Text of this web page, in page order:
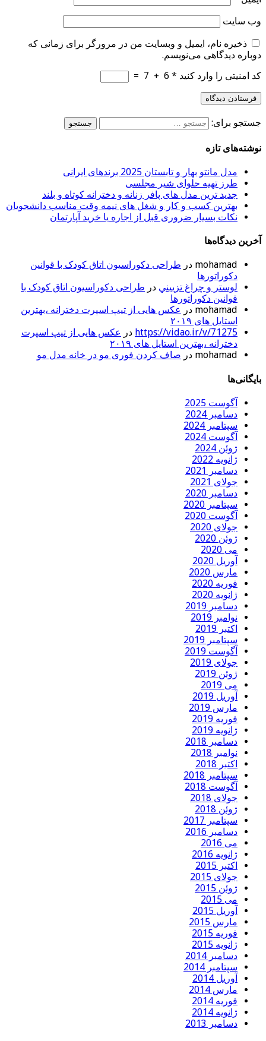
وب‌ سایت
ذخیره نام، ایمیل و وبسایت من در مرورگر برای زمانی که
دوباره دیدگاهی می‌نویسم.
کد امنیتی را وارد کنید *
6
+
7
=
جستجو برای:
نوشته‌های تازه
مدل مانتو بهار و تابستان 2025 برندهای ایرانی
طرز تهیه حلوای شیر مجلسی
جدید ترین مدل های پافر زنانه و دخترانه کوتاه و بلند
بهترین کسب و کار و شغل های نیمه وقت مناسب دانشجویان
نکات بسیار ضروری قبل از اجاره یا خرید آپارتمان
آخرین دیدگاه‌ها
mohamad در طراحی دکوراسیون اتاق کودک با قوانین
دکوراتورها
لوستر و چراغ تزييني در طراحی دکوراسیون اتاق کودک با
قوانین دکوراتورها
mohamad در عکس هایی از تیپ اسپرت دخترانه ،بهترین
استایل های ۲۰۱۹
https://vidao.ir/v/71275 در عکس هایی از تیپ اسپرت
دخترانه ،بهترین استایل های ۲۰۱۹
mohamad در صاف کردن فوری مو در خانه مدل مو
بایگانی‌ها
آگوست 2025
دسامبر 2024
سپتامبر 2024
آگوست 2024
ژوئن 2024
ژانویه 2022
دسامبر 2021
جولای 2021
دسامبر 2020
سپتامبر 2020
آگوست 2020
جولای 2020
ژوئن 2020
می 2020
آوریل 2020
مارس 2020
فوریه 2020
ژانویه 2020
دسامبر 2019
نوامبر 2019
اکتبر 2019
سپتامبر 2019
آگوست 2019
جولای 2019
ژوئن 2019
می 2019
آوریل 2019
مارس 2019
فوریه 2019
ژانویه 2019
دسامبر 2018
نوامبر 2018
اکتبر 2018
سپتامبر 2018
آگوست 2018
جولای 2018
ژوئن 2018
سپتامبر 2017
دسامبر 2016
می 2016
ژانویه 2016
اکتبر 2015
جولای 2015
ژوئن 2015
می 2015
آوریل 2015
مارس 2015
فوریه 2015
ژانویه 2015
دسامبر 2014
سپتامبر 2014
آوریل 2014
مارس 2014
فوریه 2014
ژانویه 2014
دسامبر 2013